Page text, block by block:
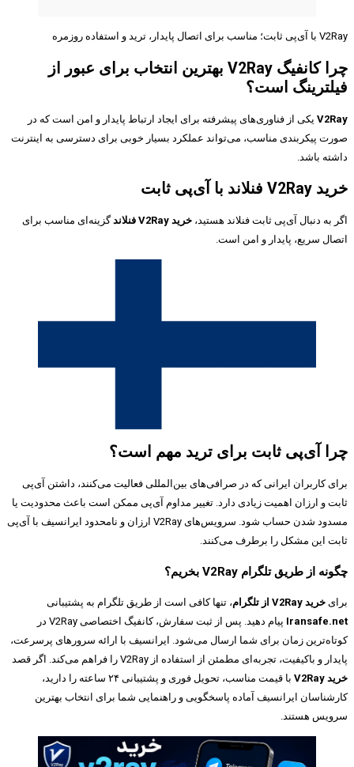
V2Ray با آی‌پی ثابت؛ مناسب برای اتصال پایدار، ترید و استفاده روزمره
چرا کانفیگ V2Ray بهترین انتخاب برای عبور از
فیلترینگ است؟
V2Ray یکی از فناوری‌های پیشرفته برای ایجاد ارتباط پایدار و امن است که در
صورت پیکربندی مناسب، می‌تواند عملکرد بسیار خوبی برای دسترسی به اینترنت
داشته باشد.
خرید V2Ray فنلاند با آی‌پی ثابت
اگر به دنبال آی‌پی ثابت فنلاند هستید، خرید V2Ray فنلاند
گزینه‌ای مناسب برای
اتصال سریع، پایدار و امن است.
چرا آی‌پی ثابت برای ترید مهم است؟
برای کاربران ایرانی که در صرافی‌های بین‌المللی فعالیت می‌کنند، داشتن آی‌پی
ثابت و ارزان اهمیت زیادی دارد. تغییر مداوم آی‌پی ممکن است باعث محدودیت یا
مسدود شدن حساب شود. سرویس‌های V2Ray ارزان و نامحدود ایرانسیف با آی‌پی
ثابت این مشکل را برطرف می‌کنند.
چگونه از طریق تلگرام V2Ray بخریم؟
برای خرید V2Ray از تلگرام
، تنها کافی است از طریق تلگرام به پشتیبانی
Iransafe.net
پیام دهید. پس از ثبت سفارش، کانفیگ اختصاصی V2Ray در
کوتاه‌ترین زمان برای شما ارسال می‌شود. ایرانسیف با ارائه سرورهای پرسرعت،
پایدار و باکیفیت، تجربه‌ای مطمئن از استفاده از V2Ray را فراهم می‌کند. اگر قصد
خرید V2Ray
با قیمت مناسب، تحویل فوری و پشتیبانی ۲۴ ساعته را دارید،
کارشناسان ایرانسیف آماده پاسخگویی و راهنمایی شما برای انتخاب بهترین
سرویس هستند.